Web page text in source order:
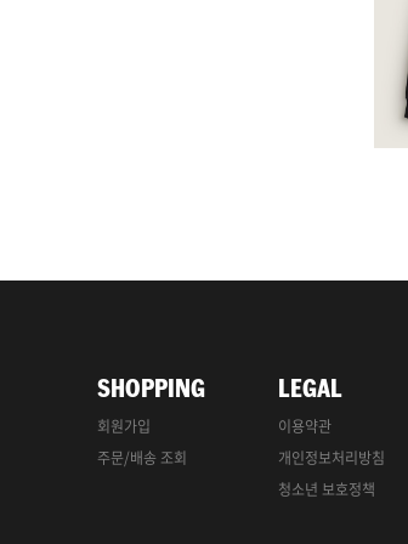
SHOPPING
회원가입
주문/배송 조회
LEGAL
이용약관
개인정보처리방침
청소년 보호정책